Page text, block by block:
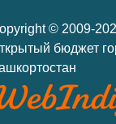
© 2009-
бюджет